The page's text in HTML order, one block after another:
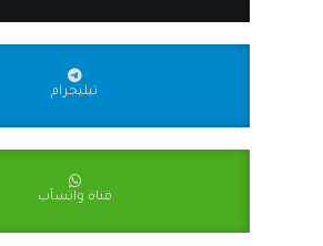
تيليجرام
قناة واتسآب